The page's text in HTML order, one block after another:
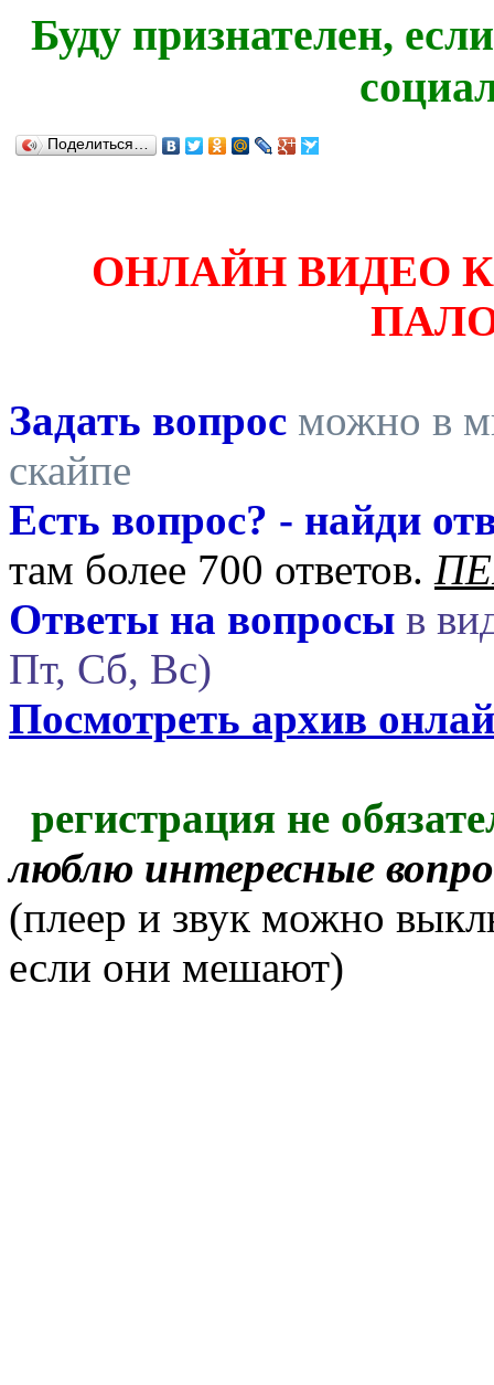
Буду признателен,
Поделиться…
ОНЛАЙН ВИДЕО
Задать вопрос можно в
скайпе
Есть вопрос? - найди
там более 700 ответов.
Ответы на вопросы в
Пт, Сб, Вс)
Посмотреть архив
регистрация не
люблю интересные
(плеер и звук можно
если они мешают)